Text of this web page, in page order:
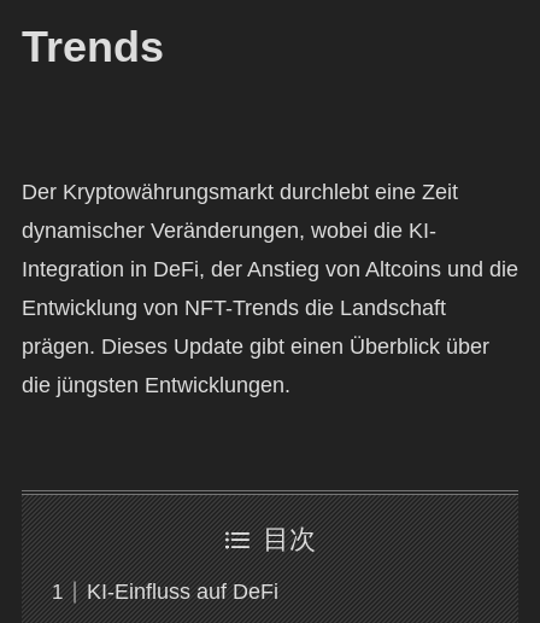
Trends
Der Kryptowährungsmarkt durchlebt eine Zeit
dynamischer Veränderungen, wobei die KI-
Integration in DeFi, der Anstieg von Altcoins und die
Entwicklung von NFT-Trends die Landschaft
prägen. Dieses Update gibt einen Überblick über
die jüngsten Entwicklungen.
目次
KI-Einfluss auf DeFi